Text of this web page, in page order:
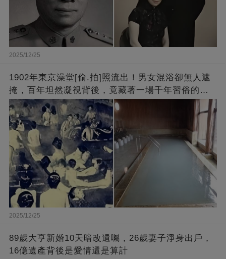
2025/12/25
1902年東京澡堂[偷.拍]照流出！男女混浴卻無人遮
掩，百年坦然凝視背後，竟藏著一場千年習俗的文
明對決
2025/12/25
89歲大亨新婚10天暗改遺囑，26歲妻子淨身出戶，
16億遺產背後是愛情還是算計